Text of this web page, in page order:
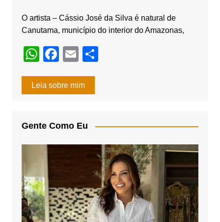
O artista – Cássio José da Silva é natural de
Canutama, município do interior do Amazonas,
W
at
p
p
F
c
o
o
E
ail
Leia sobre mim
Gente Como Eu